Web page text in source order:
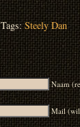
Tags:Steely Dan
Naam
Mail